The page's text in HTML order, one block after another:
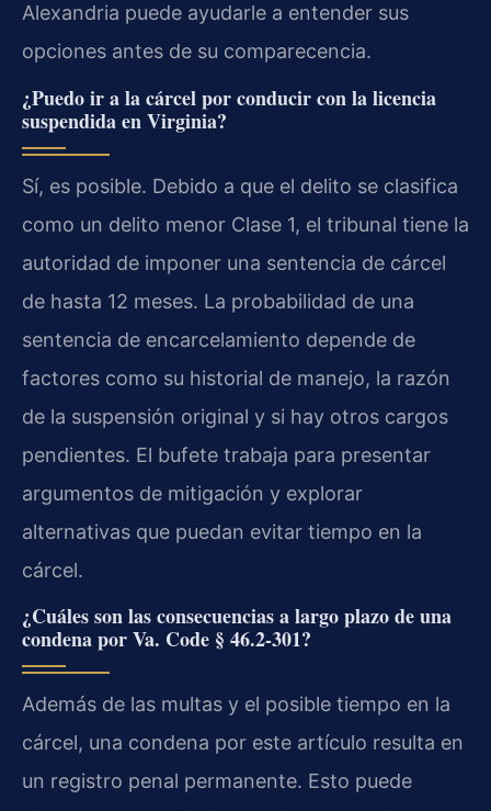
Alexandria puede ayudarle a entender sus
opciones antes de su comparecencia.
¿Puedo ir a la cárcel por conducir con la licencia
suspendida en Virginia?
Sí, es posible. Debido a que el delito se clasifica
como un delito menor Clase 1, el tribunal tiene la
autoridad de imponer una sentencia de cárcel
de hasta 12 meses. La probabilidad de una
sentencia de encarcelamiento depende de
factores como su historial de manejo, la razón
de la suspensión original y si hay otros cargos
pendientes. El bufete trabaja para presentar
argumentos de mitigación y explorar
alternativas que puedan evitar tiempo en la
cárcel.
¿Cuáles son las consecuencias a largo plazo de una
condena por Va. Code § 46.2-301?
Además de las multas y el posible tiempo en la
cárcel, una condena por este artículo resulta en
un registro penal permanente. Esto puede